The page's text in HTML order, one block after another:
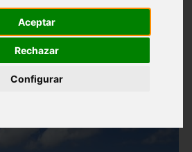
Aceptar
Rechazar
Configurar
particular y sobre turismo en general